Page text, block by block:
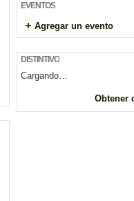
EVENTOS
Agregar un evento
DISTINTIVO
Cargando…
Obtener